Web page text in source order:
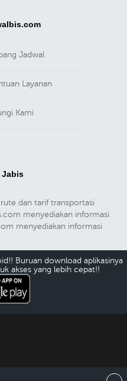
Jadwal
Layanan
Kami
Jabis
dan tarif transportasi
menyediakan informasi
menyediakan informasi
Buruan download aplikasinya
akses yang lebih cepat!!